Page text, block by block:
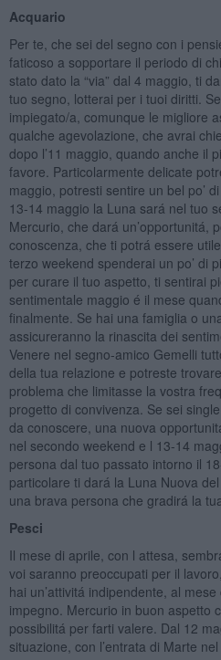
Acquario
Per te, che sei del segno con i
faticoso a sopportare il periodo di
stato dato la “via” dal 4 maggio, ti
tuo segno, lotterai per i tuoi diritti.
impiegato/a, comunque le migliore
qualche agevolazione, che avrai
dopo l’11 maggio, quando anche il
favore. Particolarmente delicate
maggio, potresti sentire un bel po’
13-14 maggio la Luna sará nel tuo
Mercurio, che dará un’opportunitá,
conoscenza, che ti potrá essere
terzo weekend spenderai un po’ di
per curare il tuo aspetto, ti sentirai
sentimentale maggio é il mese
finalmente. Se hai una famiglia o
assicureranno la rinascita dei
Venere nel segno-amico Gemelli
della tua relazione e potreste
problema che limitasse la vostra
progetto di convivenza. Se sei
da conoscere, una nuova
nel secondo weekend e l 13-14
persona dal tuo passato intorno il
particolare ti dará la Luna Nuova
una brava persona che gradirá la
Pesci
Il mese di aprile, con l attesa,
voi saranno preoccupati per il
hai un’attivitá indipendente, al
impegno. Mercurio in buon aspetto
possibilitá per farti valere. Dal 12
situazione, con l’entrata di Marte